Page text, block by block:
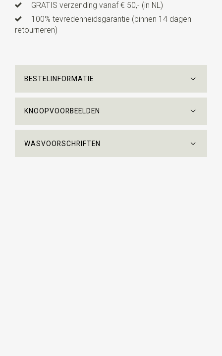
GRATIS verzending vanaf € 50,- (in NL)
100% tevredenheidsgarantie (binnen 14 dagen
retourneren)
BESTELINFORMATIE
KNOOPVOORBEELDEN
WASVOORSCHRIFTEN